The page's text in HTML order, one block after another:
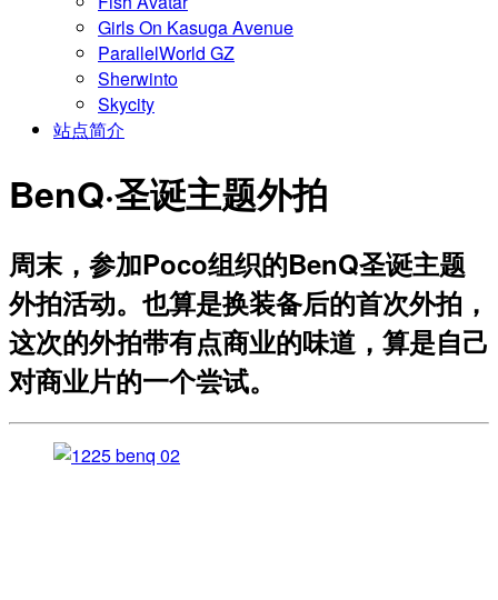
Girls On Kasuga Avenue
ParallelWorld GZ
Sherwinto
Skycity
站点简介
BenQ·圣诞主题外拍
周末，参加Poco组织的BenQ圣诞主题
外拍活动。也算是换装备后的首次外拍，
这次的外拍带有点商业的味道，算是自己
对商业片的一个尝试。